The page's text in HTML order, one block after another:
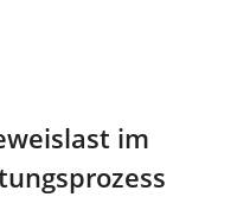
im